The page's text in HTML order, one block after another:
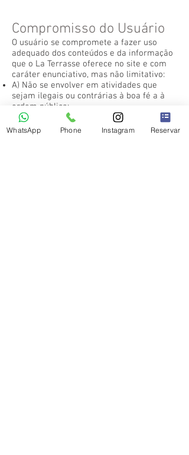
Compromisso do Usuário
O usuário se compromete a fazer uso
adequado dos conteúdos e da informação
que o La Terrasse oferece no site e com
caráter enunciativo, mas não limitativo:
A) Não se envolver em atividades que
sejam ilegais ou contrárias à boa fé a à
ordem pública;
B) Não difundir propaganda ou conteúdo
de natureza racista, xenofóbica,
166betou
WhatsApp Phone Instagram Reservar